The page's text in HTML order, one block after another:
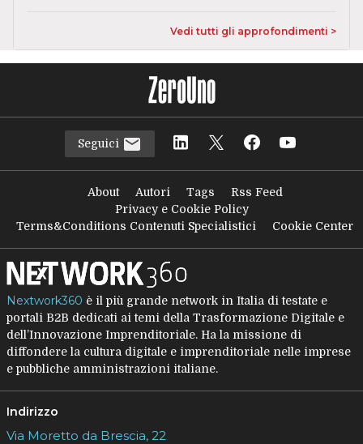
Vedi tutti gli approfondimenti >
Seguici
About Autori Tags
Rss Feed
Privacy e Cookie Policy
Terms&Conditions Contenuti Specialistici
Cookie Center
Nextwork360 è il più grande network in Italia di testate e
portali B2B dedicati ai temi della Trasformazione Digitale e
dell’Innovazione Imprenditoriale. Ha la missione di
diffondere la cultura digitale e imprenditoriale nelle imprese
e pubbliche amministrazioni italiane.
Indirizzo
Via Moretto da Brescia, 22